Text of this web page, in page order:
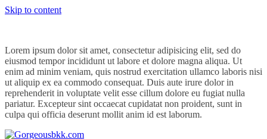
Skip to content
Lorem ipsum dolor sit amet, consectetur adipisicing elit, sed do
eiusmod tempor incididunt ut labore et dolore magna aliqua. Ut
enim ad minim veniam, quis nostrud exercitation ullamco laboris nisi
ut aliquip ex ea commodo consequat. Duis aute irure dolor in
reprehenderit in voluptate velit esse cillum dolore eu fugiat nulla
pariatur. Excepteur sint occaecat cupidatat non proident, sunt in
culpa qui officia deserunt mollit anim id est laborum.